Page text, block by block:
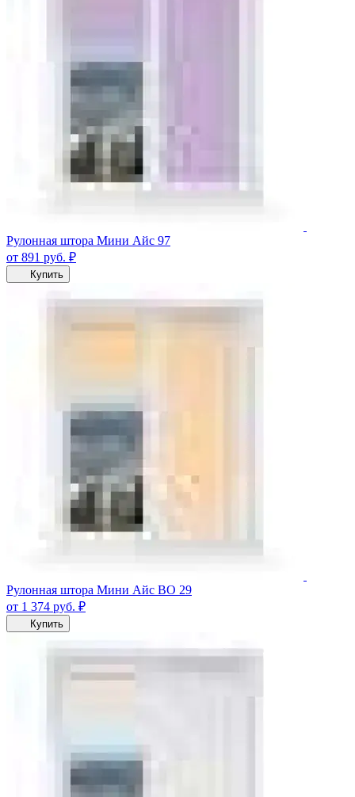
Рулонная штора Мини Айс 97
от 891 руб. ₽
Купить
Рулонная штора Мини Айс ВО 29
от 1 374 руб. ₽
Купить